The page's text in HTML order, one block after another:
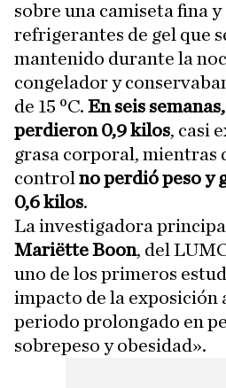
sobre una camiseta fina
refrigerantes de gel que
mantenido durante la
congelador y
de 15 ºC. En seis
perdieron 0,9 kilos, casi
grasa corporal, mientras
control no perdió peso y
0,6 kilos.
La investigadora
Mariëtte Boon, del
uno de los primeros
impacto de la exposición
periodo prolongado en
sobrepeso y obesidad».